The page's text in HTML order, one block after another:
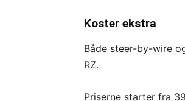
Koster ekstra
Både steer-by-wire
RZ.
Priserne starter fra